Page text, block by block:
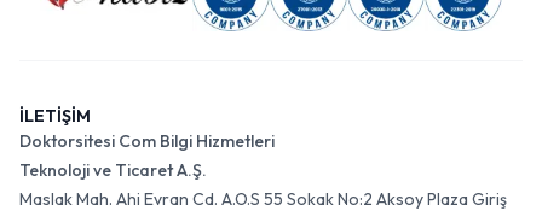
İLETİŞİM
Doktorsitesi Com Bilgi Hizmetleri
Teknoloji ve Ticaret A.Ş.
Maslak Mah. Ahi Evran Cd. A.O.S 55 Sokak No:2 Aksoy Plaza Giriş